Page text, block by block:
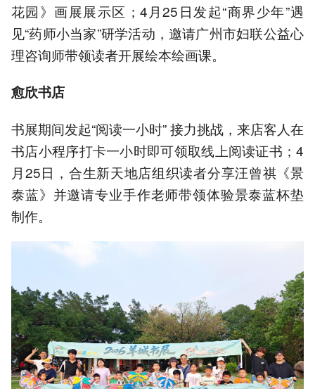
花园》画展展示区；4月25日发起“商界少年”遇
见“药师小当家”研学活动，邀请广州市妇联公益心
理咨询师带领读者开展绘本绘画课。
愈欣书店
书展期间发起“阅读一小时” 接力挑战，来店客人在
书店小程序打卡一小时即可领取线上阅读证书；4
月25日，合生新天地店组织读者分享汪曾祺《景
泰蓝》并邀请专业手作老师带领体验景泰蓝杯垫
制作。